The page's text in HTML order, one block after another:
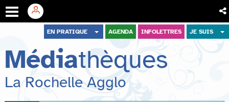
menu
contenu
recherche
EN PRATIQUE AGENDA INFOLETTRES JE SUIS
Médiathèques
La Rochelle Agglo